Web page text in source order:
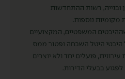
ובנייה, רשות ההתחדשות
מקומיות נוספות.
המשפטיים, המקצועיים
היבטי היטל השבחה ופטור ממס
פועלים יחד ולא יוצרים
בבעלי הדירות.